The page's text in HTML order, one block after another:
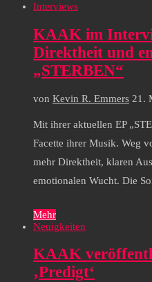
Interviews
KAAK im
Direktheit und
„STERBEN“
von Kevin R. Emmers 21.
Mit ihrer aktuellen EP
Facette ihrer Musik. Weg
mehr Direktheit, klaren
emotionalen Wucht. Die
Mehr
Neuigkeiten
KAAK
‚Predigt‘